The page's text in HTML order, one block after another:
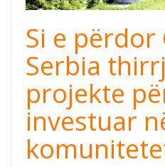
Si e përdor
Serbia
projekte
investuar